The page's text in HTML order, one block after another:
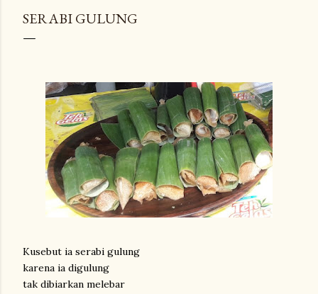
SERABI GULUNG
Kusebut ia serabi gulung
karena ia digulung
tak dibiarkan melebar